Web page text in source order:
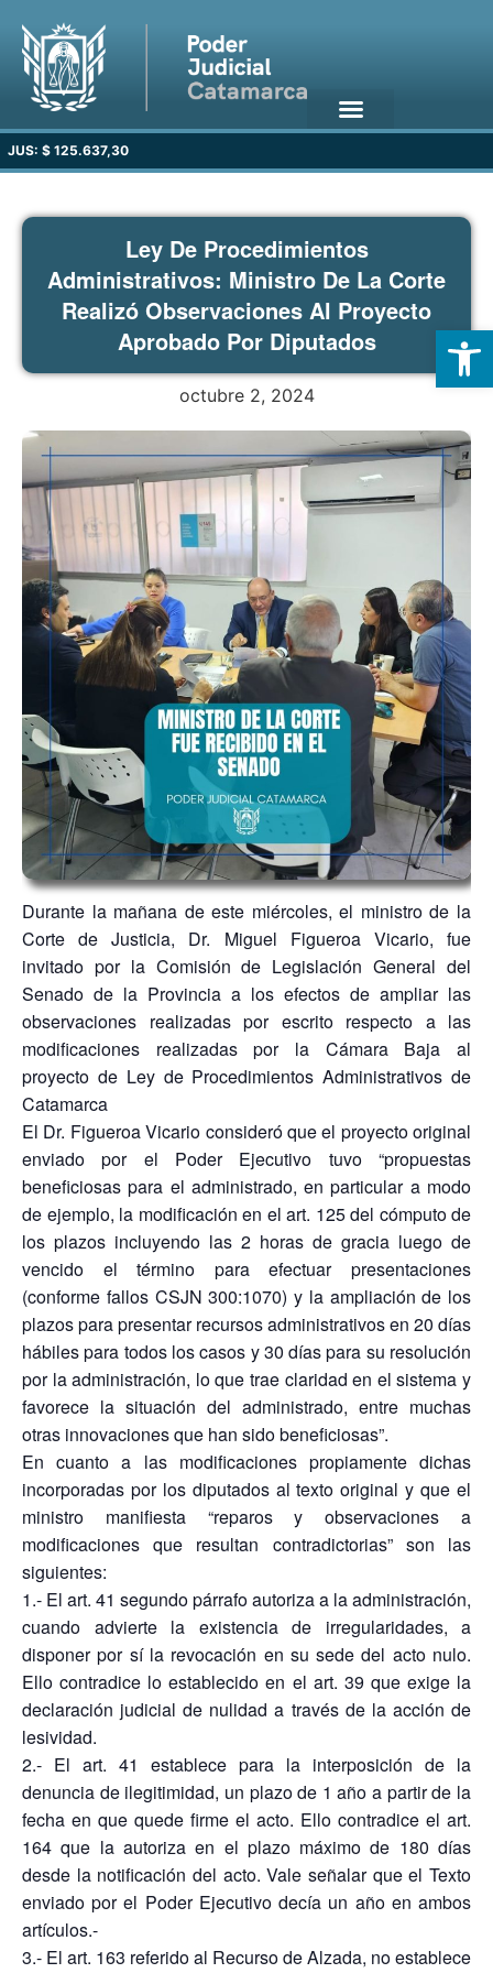
JUS: $ 125.637,30
Ley De Procedimientos
Administrativos: Ministro De La Corte
Realizó Observaciones Al Proyecto
Aprobado Por Diputados
octubre 2, 2024
Durante la mañana de este miércoles, el ministro de la
Corte de Justicia, Dr. Miguel Figueroa Vicario, fue
invitado por la Comisión de Legislación General del
Senado de la Provincia a los efectos de ampliar las
observaciones realizadas por escrito respecto a las
modificaciones realizadas por la Cámara Baja al
proyecto de Ley de Procedimientos Administrativos de
Catamarca
El Dr. Figueroa Vicario consideró que el proyecto original
enviado por el Poder Ejecutivo tuvo “propuestas
beneficiosas para el administrado, en particular a modo
de ejemplo, la modificación en el art. 125 del cómputo de
los plazos incluyendo las 2 horas de gracia luego de
vencido el término para efectuar presentaciones
(conforme fallos CSJN 300:1070) y la ampliación de los
plazos para presentar recursos administrativos en 20 días
hábiles para todos los casos y 30 días para su resolución
por la administración, lo que trae claridad en el sistema y
favorece la situación del administrado, entre muchas
otras innovaciones que han sido beneficiosas”.
En cuanto a las modificaciones propiamente dichas
incorporadas por los diputados al texto original y que el
ministro manifiesta “reparos y observaciones a
modificaciones que resultan contradictorias” son las
siguientes:
1.- El art. 41 segundo párrafo autoriza a la administración,
cuando advierte la existencia de irregularidades, a
disponer por sí la revocación en su sede del acto nulo.
Ello contradice lo establecido en el art. 39 que exige la
declaración judicial de nulidad a través de la acción de
lesividad.
2.- El art. 41 establece para la interposición de la
denuncia de ilegitimidad, un plazo de 1 año a partir de la
fecha en que quede firme el acto. Ello contradice el art.
164 que la autoriza en el plazo máximo de 180 días
desde la notificación del acto. Vale señalar que el Texto
enviado por el Poder Ejecutivo decía un año en ambos
artículos.-
3.- El art. 163 referido al Recurso de Alzada, no establece